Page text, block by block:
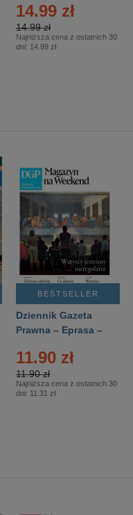
14.99 zł
14.99 zł
Najniższa cena z ostatnich 30
dni: 14.99 zł
BESTSELLER
Dziennik Gazeta
Prawna – Eprasa –
11.90 zł
11.90 zł
Najniższa cena z ostatnich 30
dni: 11.31 zł